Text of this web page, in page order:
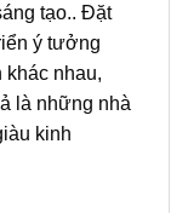
tạo.. Đặt
ý tưởng
nhau,
là những nhà
kinh